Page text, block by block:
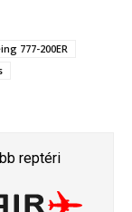
777-200ER
reptéri